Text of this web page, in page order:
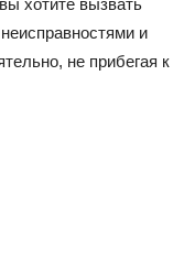
хотите вызвать
и
не прибегая к